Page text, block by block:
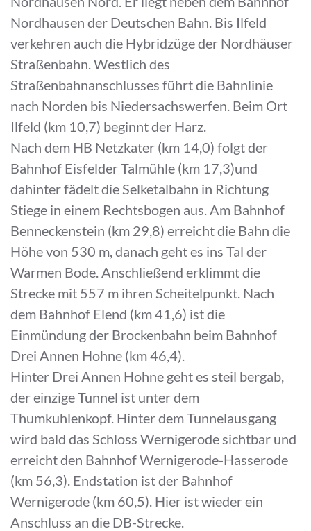
Nordhausen der Deutschen Bahn. Bis Ilfeld
verkehren auch die Hybridzüge der Nordhäuser
Straßenbahn. Westlich des
Straßenbahnanschlusses führt die Bahnlinie
nach Norden bis Niedersachswerfen. Beim Ort
Ilfeld (km 10,7) beginnt der Harz.
Nach dem HB Netzkater (km 14,0) folgt der
Bahnhof Eisfelder Talmühle (km 17,3)und
dahinter fädelt die Selketalbahn in Richtung
Stiege in einem Rechtsbogen aus. Am Bahnhof
Benneckenstein (km 29,8) erreicht die Bahn die
Höhe von 530 m, danach geht es ins Tal der
Warmen Bode. Anschließend erklimmt die
Strecke mit 557 m ihren Scheitelpunkt. Nach
dem Bahnhof Elend (km 41,6) ist die
Einmündung der Brockenbahn beim Bahnhof
Drei Annen Hohne (km 46,4).
Hinter Drei Annen Hohne geht es steil bergab,
der einzige Tunnel ist unter dem
Thumkuhlenkopf. Hinter dem Tunnelausgang
wird bald das Schloss Wernigerode sichtbar und
erreicht den Bahnhof Wernigerode-Hasserode
(km 56,3). Endstation ist der Bahnhof
Wernigerode (km 60,5). Hier ist wieder ein
Anschluss an die DB-Strecke.